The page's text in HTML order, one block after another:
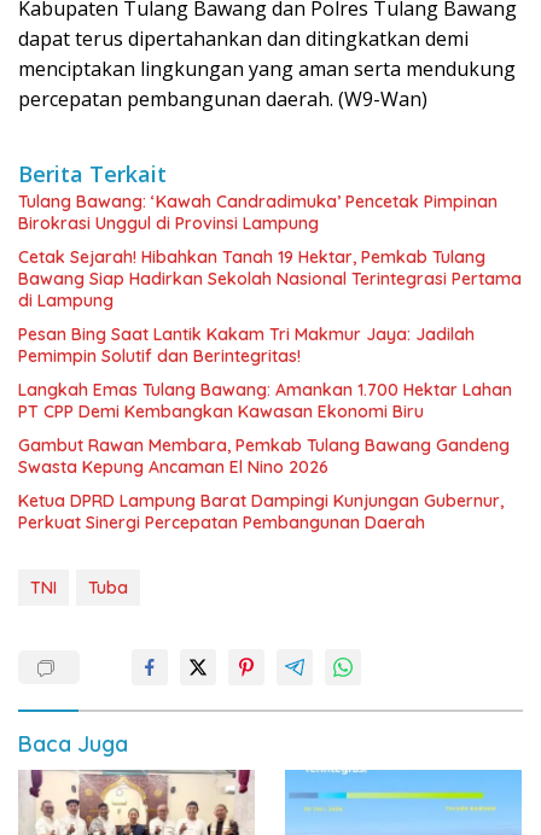
Kabupaten Tulang Bawang dan Polres Tulang Bawang
dapat terus dipertahankan dan ditingkatkan demi
menciptakan lingkungan yang aman serta mendukung
percepatan pembangunan daerah. (W9-Wan)
Berita Terkait
Tulang Bawang: ‘Kawah Candradimuka’ Pencetak Pimpinan
Birokrasi Unggul di Provinsi Lampung
Cetak Sejarah! Hibahkan Tanah 19 Hektar, Pemkab Tulang
Bawang Siap Hadirkan Sekolah Nasional Terintegrasi Pertama
di Lampung
Pesan Bing Saat Lantik Kakam Tri Makmur Jaya: Jadilah
Pemimpin Solutif dan Berintegritas!
Langkah Emas Tulang Bawang: Amankan 1.700 Hektar Lahan
PT CPP Demi Kembangkan Kawasan Ekonomi Biru
Gambut Rawan Membara, Pemkab Tulang Bawang Gandeng
Swasta Kepung Ancaman El Nino 2026
Ketua DPRD Lampung Barat Dampingi Kunjungan Gubernur,
Perkuat Sinergi Percepatan Pembangunan Daerah
TNI Tuba
Baca Juga